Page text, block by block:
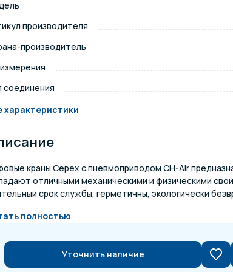
и подсветка для
материалы
производителя
производитель
соединения
характеристики
краны Cepex с пневмоприводом CH-Air
отличными механическими и физическими
срок службы, герметичны, экологически
полностью
Уточнить наличие